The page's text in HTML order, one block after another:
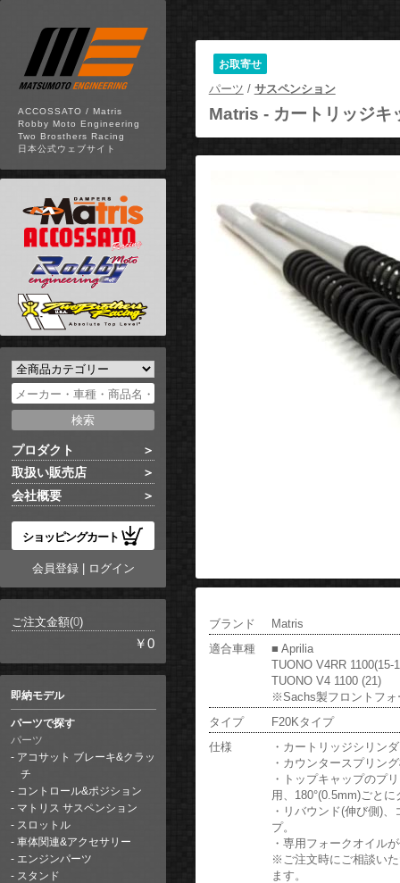
ACCOSSATO / Matris
Robby Moto Engineering
Two Brosthers Racing
日本公式ウェブサイト
プロダクト
取扱い販売店
会社概要
ショッピングカート
会員登録| ログイン
ご注文金額(0)
￥0
即納モデル
パーツで探す
パーツ
アコサット ブレーキ&クラッ
チ
コントロール&ポジション
マトリス サスペンション
スロットル
車体関連&アクセサリー
エンジンパーツ
スタンド
お取寄せ
パーツ / サスペンション
Matris - カートリッジキ
ブランド
Matris
適合車種
■ Aprilia
TUONO V4RR 1100(15-
TUONO V4 1100 (21)
※Sachs製フロントフォ
タイプ
F20Kタイプ
仕様
・カートリッジシリン
・カウンタースプリン
・トップキャップのプ
用、180°(0.5mm)ごと
・リバウンド(伸び側)
プ。
・専用フォークオイル
※ご注文時にご相談い
ます。